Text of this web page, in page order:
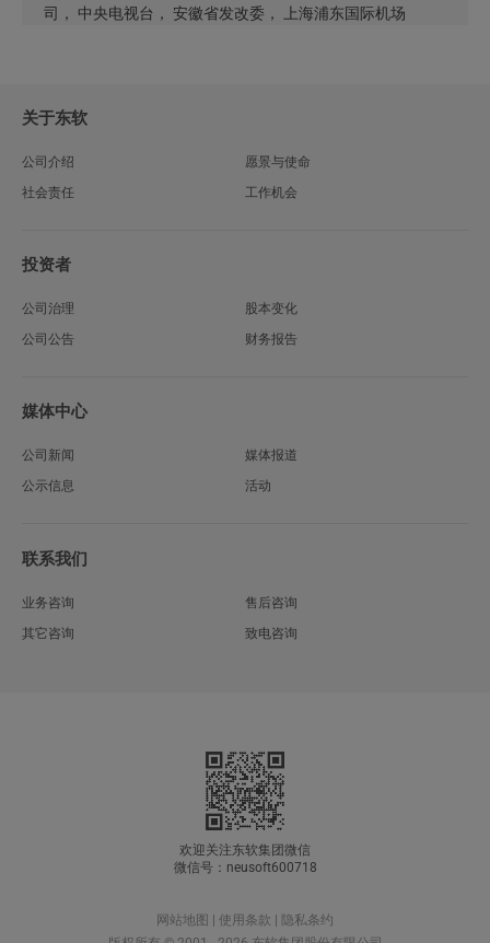
司， 中央电视台， 安徽省发改委， 上海浦东国际机场
关于东软
公司介绍
愿景与使命
社会责任
工作机会
投资者
公司治理
股本变化
公司公告
财务报告
媒体中心
公司新闻
媒体报道
公示信息
活动
联系我们
业务咨询
售后咨询
其它咨询
致电咨询
欢迎关注东软集团微信
微信号：neusoft600718
网站地图 使用条款
隐私条约